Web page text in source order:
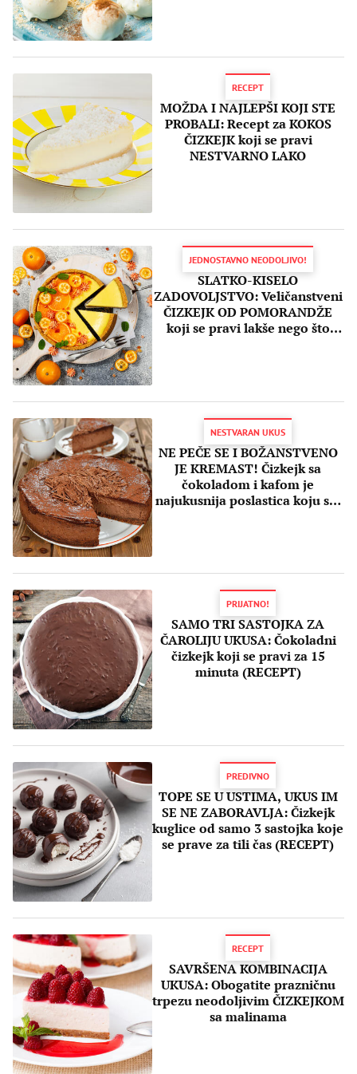
RECEPT
MOŽDA I NAJLEPŠI KOJI STE
PROBALI: Recept za KOKOS
ČIZKEJK koji se pravi
NESTVARNO LAKO
JEDNOSTAVNO NEODOLJIVO!
SLATKO-KISELO
ZADOVOLJSTVO: Veličanstveni
ČIZKEJK OD POMORANDŽE
koji se pravi lakše nego što
NESTVARAN UKUS
NE PEČE SE I BOŽANSTVENO
JE KREMAST! Čizkejk sa
čokoladom i kafom je
najukusnija poslastica koju ste
PRIJATNO!
SAMO TRI SASTOJKA ZA
ČAROLIJU UKUSA: Čokoladni
čizkejk koji se pravi za 15
minuta (RECEPT)
PREDIVNO
TOPE SE U USTIMA, UKUS IM
SE NE ZABORAVLJA: Čizkejk
kuglice od samo 3 sastojka koje
se prave za tili čas (RECEPT)
RECEPT
SAVRŠENA KOMBINACIJA
UKUSA: Obogatite prazničnu
trpezu neodoljivim ČIZKEJKOM
sa malinama